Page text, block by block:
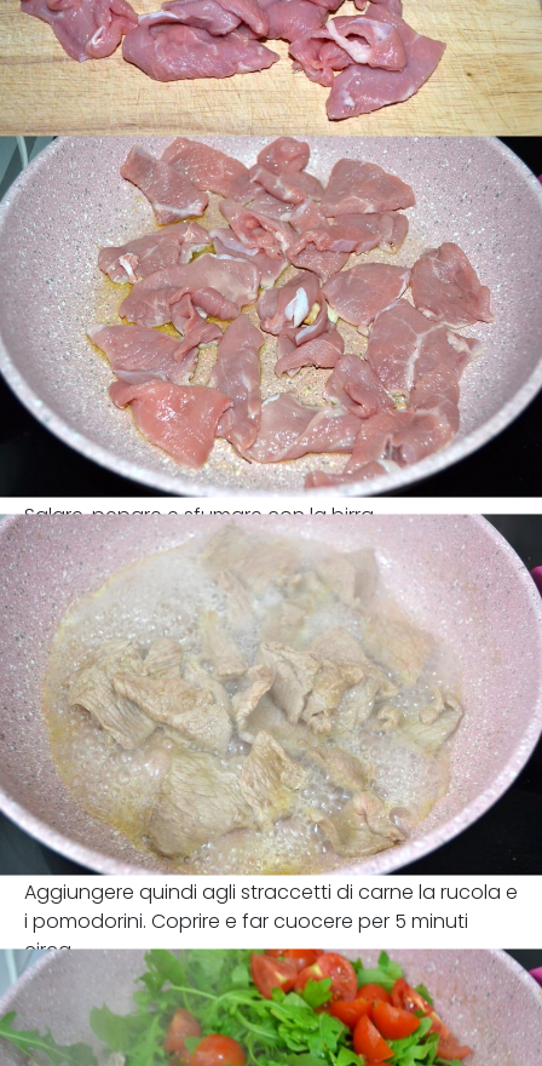
Salare, pepare e sfumare con la birra.
Aggiungere quindi agli straccetti di carne la rucola e
i pomodorini. Coprire e far cuocere per 5 minuti
circa.